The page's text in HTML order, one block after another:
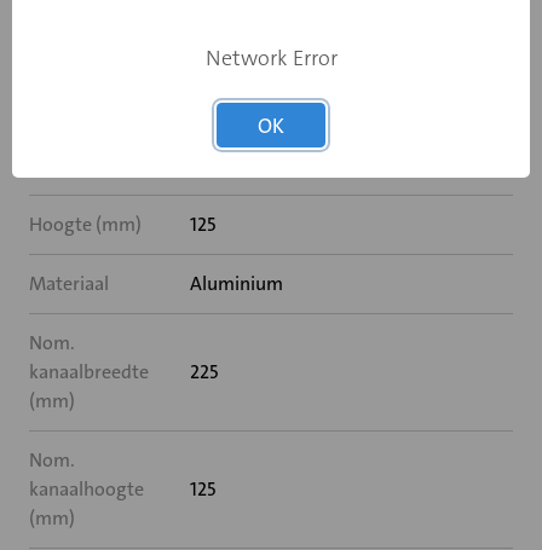
Nee
Hoogte (mm) 125
Materiaal Aluminium
Nom.
kanaalbreedte
(mm)
225
Nom.
kanaalhoogte
(mm)
125
Network Error
OK